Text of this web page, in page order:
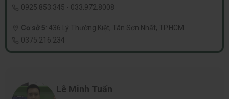
0925.853.345 - 033.972.8008
Cơ sở 5: 436 Lý Thường Kiệt, Tân Sơn Nhất, TP.HCM
0375.216.234
Lê Minh Tuấn